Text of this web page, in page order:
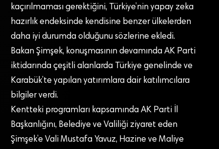
kaçırılmaması gerektiğini, Türkiye’nin yapay zeka
hazırlık endeksinde kendisine benzer ülkelerden
daha iyi durumda olduğunu sözlerine ekledi.
Bakan Şimşek, konuşmasının devamında AK Parti
iktidarında çeşitli alanlarda Türkiye genelinde ve
Karabük’te yapılan yatırımlara dair katılımcılara
bilgiler verdi.
Kentteki programları kapsamında AK Parti İl
Başkanlığını, Belediye ve Valiliği ziyaret eden
Şimşek’e Vali Mustafa Yavuz, Hazine ve Maliye